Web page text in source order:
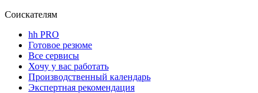
Соискателям
hh PRO
Готовое резюме
Все сервисы
Хочу у вас работать
Производственный календарь
Экспертная рекомендация